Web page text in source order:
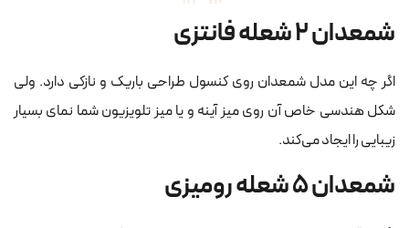
شمعدان ۲ شعله فانتزی
اگر چه این مدل شمعدان روی کنسول طراحی باریک و نازکی دارد. ولی
شکل هندسی خاص آن روی میز آینه و یا میز تلویزیون شما نمای بسیار
زیبایی را ایجاد می‌کند.
شمعدان ۵ شعله رومیزی